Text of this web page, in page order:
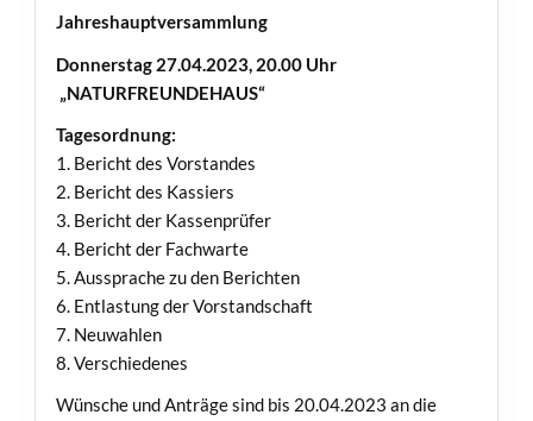
Jahreshauptversammlung
Donnerstag 27.04.2023, 20.00 Uhr
„NATURFREUNDEHAUS“
Tagesordnung:
1. Bericht des Vorstandes
2. Bericht des Kassiers
3. Bericht der Kassenprüfer
4. Bericht der Fachwarte
5. Aussprache zu den Berichten
6. Entlastung der Vorstandschaft
7. Neuwahlen
8. Verschiedenes
Wünsche und Anträge sind bis 20.04.2023 an die